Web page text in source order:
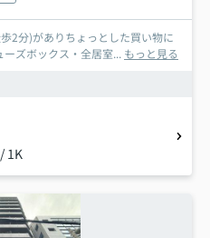
2分)がありちょっとした買い物に
ズボックス・全居室... もっと見る
1K